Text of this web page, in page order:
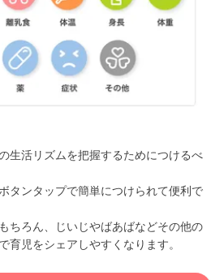
生活リズムを把握するためにつけるべ
タンタップで簡単につけられて便利で
ちろん、じいじやばあばなどその他の
育児をシェアしやすくなります。